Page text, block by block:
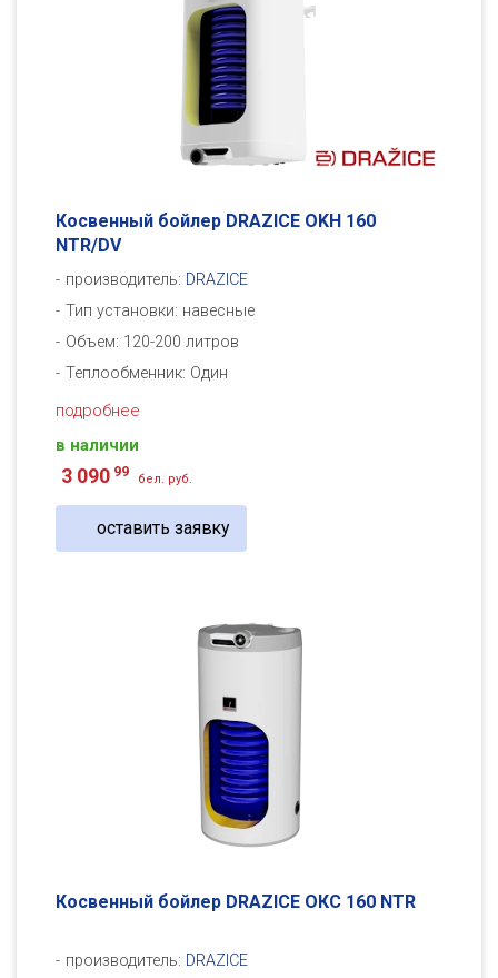
Косвенный бойлер DRAZICE OKH 160
NTR/DV
производитель: DRAZICE
Тип установки: навесные
Объем: 120-200 литров
Теплообменник: Один
подробнее
в наличии
3 090 99 бел. руб.
оставить заявку
Косвенный бойлер DRAZICE ОКC 160 NTR
производитель: DRAZICE